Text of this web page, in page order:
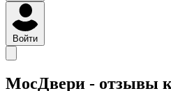
Войти
МосДвери - отзывы